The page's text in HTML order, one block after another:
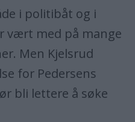
i politibåt og i
vært med på mange
Men Kjelsrud
for Pedersens
bli lettere å søke